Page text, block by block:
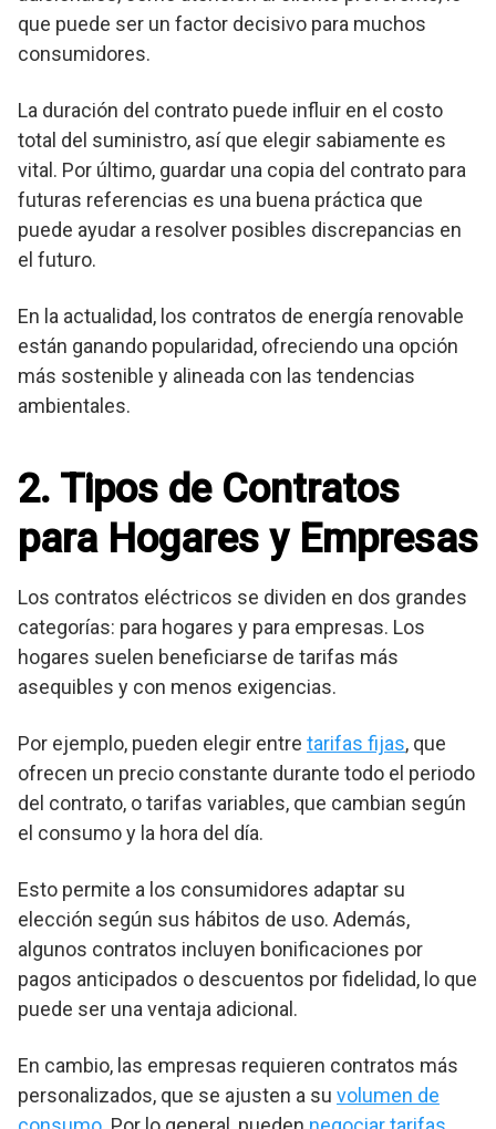
que puede ser un factor decisivo para muchos
consumidores.
La duración del contrato puede influir en el costo
total del suministro, así que elegir sabiamente es
vital. Por último, guardar una copia del contrato para
futuras referencias es una buena práctica que
puede ayudar a resolver posibles discrepancias en
el futuro.
En la actualidad, los contratos de energía renovable
están ganando popularidad, ofreciendo una opción
más sostenible y alineada con las tendencias
ambientales.
2. Tipos de Contratos
para Hogares y Empresas
Los contratos eléctricos se dividen en dos grandes
categorías: para hogares y para empresas. Los
hogares suelen beneficiarse de tarifas más
asequibles y con menos exigencias.
Por ejemplo, pueden elegir entre tarifas fijas, que
ofrecen un precio constante durante todo el periodo
del contrato, o tarifas variables, que cambian según
el consumo y la hora del día.
Esto permite a los consumidores adaptar su
elección según sus hábitos de uso. Además,
algunos contratos incluyen bonificaciones por
pagos anticipados o descuentos por fidelidad, lo que
puede ser una ventaja adicional.
En cambio, las empresas requieren contratos más
personalizados, que se ajusten a su volumen de